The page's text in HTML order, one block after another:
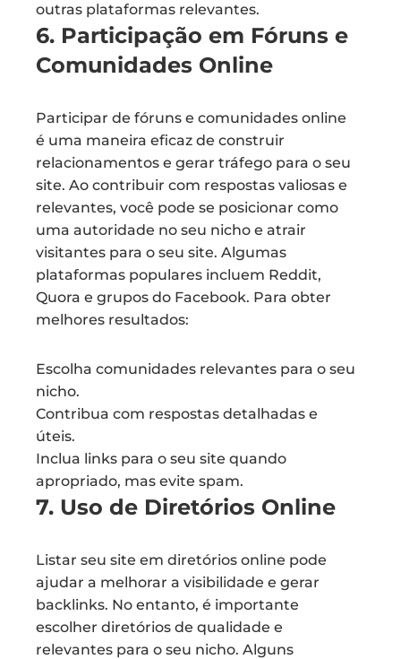
outras plataformas relevantes.
6. Participação em Fóruns e
Comunidades Online
Participar de fóruns e comunidades online
é uma maneira eficaz de construir
relacionamentos e gerar tráfego para o seu
site. Ao contribuir com respostas valiosas e
relevantes, você pode se posicionar como
uma autoridade no seu nicho e atrair
visitantes para o seu site. Algumas
plataformas populares incluem Reddit,
Quora e grupos do Facebook. Para obter
melhores resultados:
Escolha comunidades relevantes para o seu
nicho.
Contribua com respostas detalhadas e
úteis.
Inclua links para o seu site quando
apropriado, mas evite spam.
7. Uso de Diretórios Online
Listar seu site em diretórios online pode
ajudar a melhorar a visibilidade e gerar
backlinks. No entanto, é importante
escolher diretórios de qualidade e
relevantes para o seu nicho. Alguns